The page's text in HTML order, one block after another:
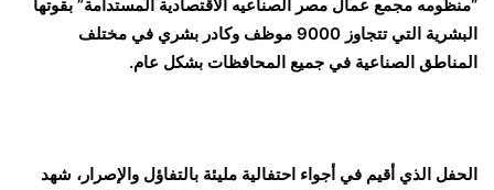
“منظومه مجمع عمال مصر الصناعيه الاقتصادية المستدامة” بقوتها
البشرية التي تتجاوز 9000 موظف وكادر بشري في مختلف
المناطق الصناعية في جميع المحافظات بشكل عام.
الحفل الذي أقيم في أجواء احتفالية مليئة بالتفاؤل والإصرار، شهد